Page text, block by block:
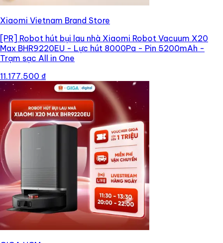
Xiaomi Vietnam Brand Store
[PR] Robot hút bụi lau nhà Xiaomi Robot Vacuum X20
Max BHR9220EU - Lực hút 8000Pa - Pin 5200mAh -
Trạm sạc All in One
11.177.500 ₫